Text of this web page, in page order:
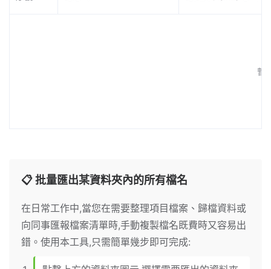
暫
📋 批量匯出某資料夾內的所有檔名
在日常工作中,當您在需要整理項目檔案、歸檔資料或
向同事匯報檔案清單時,手動複製檔名既費時又容易出
錯。使用本工具,只需簡單幾步即可完成: